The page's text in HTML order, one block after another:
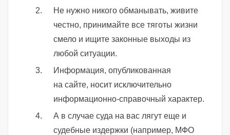
Не нужно никого обманывать, живите
честно, принимайте все тяготы жизни
смело и ищите законные выходы из
любой ситуации.
Информация, опубликованная
на сайте, носит исключительно
информационно-справочный характер.
А в случае суда на вас лягут еще и
судебные издержки (например, МФО